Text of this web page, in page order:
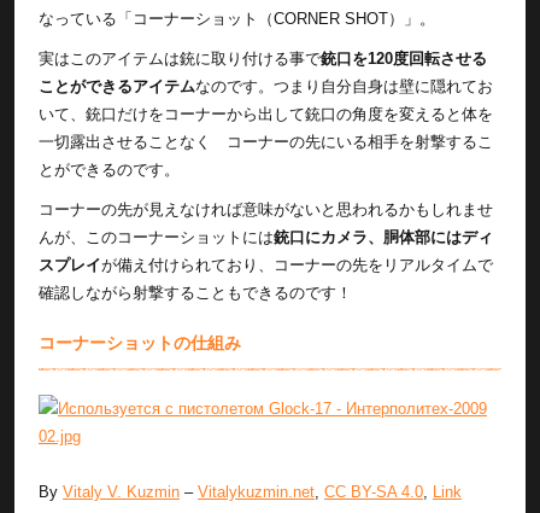
なっている「コーナーショット（CORNER SHOT）」。
実はこのアイテムは銃に取り付ける事で銃口を120度回転させる
ことができるアイテムなのです。つまり自分自身は壁に隠れてお
いて、銃口だけをコーナーから出して銃口の角度を変えると体を
一切露出させることなく コーナーの先にいる相手を射撃するこ
とができるのです。
コーナーの先が見えなければ意味がないと思われるかもしれませ
んが、このコーナーショットには銃口にカメラ、胴体部にはディ
スプレイが備え付けられており、コーナーの先をリアルタイムで
確認しながら射撃することもできるのです！
コーナーショットの仕組み
By Vitaly V. Kuzmin – Vitalykuzmin.net, CC BY-SA 4.0, Link